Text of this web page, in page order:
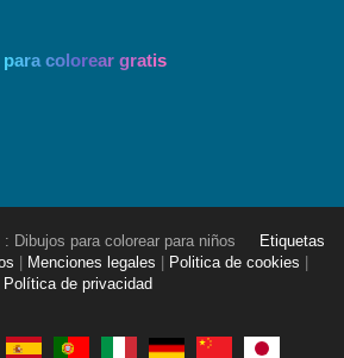
colorear gratis
Dibujos para colorear para niños
Etiquetas
Menciones legales Politica de cookies
Política de privacidad